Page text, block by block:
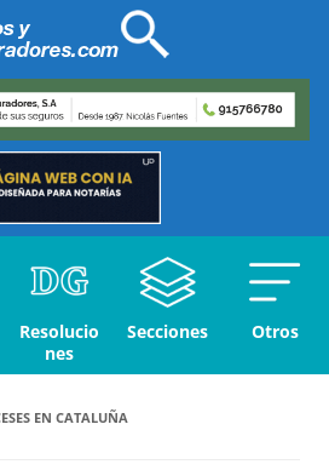
Resolucio
nes
Secciones Otros
EN CATALUÑA